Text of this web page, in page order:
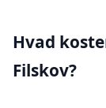
Hvad
Filskov?